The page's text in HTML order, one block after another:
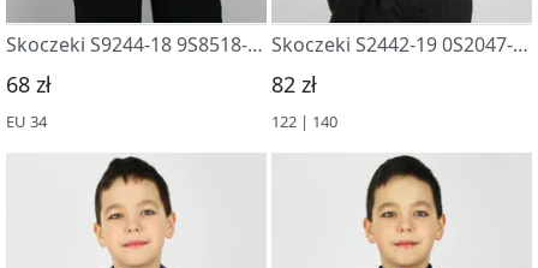
Skoczeki S9244-18 9S8518-D43 vishnevyj
68 zł
EU 34
Skoczeki S2442-19 0S2047-D43 t.sinij
82 zł
122 | 140